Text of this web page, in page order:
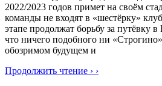
2022/2023 годов примет на своём
команды не входят в «шестёрку»
этапе продолжат борьбу за путёвку
что ничего подобного ни
обозримом будущем и
Продолжить чтение › ›